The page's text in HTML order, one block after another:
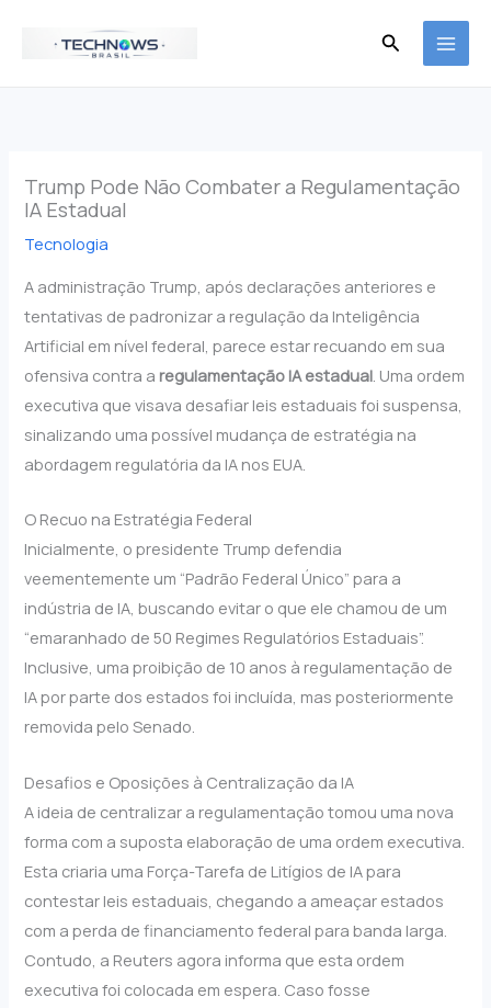
Pesquisar
Trump Pode Não Combater a Regulamentação
IA Estadual
Tecnologia
A administração Trump, após declarações anteriores e
tentativas de padronizar a regulação da Inteligência
Artificial em nível federal, parece estar recuando em sua
ofensiva contra a regulamentação IA estadual . Uma ordem
executiva que visava desafiar leis estaduais foi suspensa,
sinalizando uma possível mudança de estratégia na
abordagem regulatória da IA nos EUA.
O Recuo na Estratégia Federal
Inicialmente, o presidente Trump defendia
veementemente um “Padrão Federal Único” para a
indústria de IA, buscando evitar o que ele chamou de um
“emaranhado de 50 Regimes Regulatórios Estaduais”.
Inclusive, uma proibição de 10 anos à regulamentação de
IA por parte dos estados foi incluída, mas posteriormente
removida pelo Senado.
Desafios e Oposições à Centralização da IA
A ideia de centralizar a regulamentação tomou uma nova
forma com a suposta elaboração de uma ordem executiva.
Esta criaria uma Força-Tarefa de Litígios de IA para
contestar leis estaduais, chegando a ameaçar estados
com a perda de financiamento federal para banda larga.
Contudo, a Reuters agora informa que esta ordem
executiva foi colocada em espera. Caso fosse